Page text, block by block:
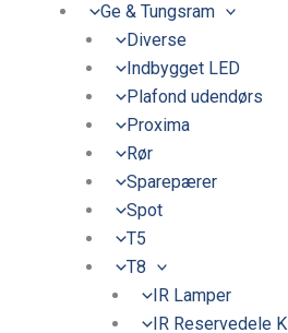
Ge & Tungsram
Diverse
Indbygget LED
Plafond udendørs
Proxima
Rør
Sparepærer
Spot
T5
T8
IR Lamper
IR Reservedele K